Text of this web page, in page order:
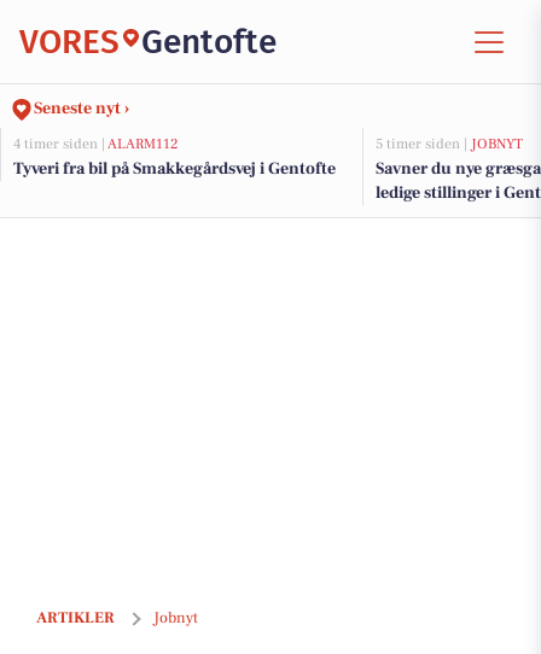
VORES Gentofte
Seneste nyt ›
4 timer siden | ALARM112
Tyveri fra bil på Smakkegårdsvej i Gentofte
5 timer siden | JOBNYT
Savner du nye
ledige stillinger i
ARTIKLER Jobnyt
Bliv kirketjener ved Gentofte Kirke - 30 timers stilling med oplæring